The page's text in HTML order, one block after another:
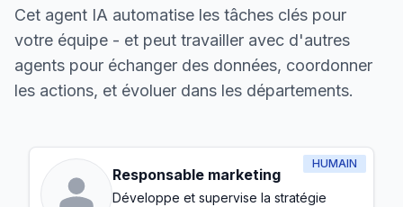
Cet agent IA automatise les tâches clés pour
votre équipe - et peut travailler avec d'autres
agents pour échanger des données, coordonner
les actions, et évoluer dans les départements.
HUMAIN
Responsable marketing
Développe et supervise la stratégie